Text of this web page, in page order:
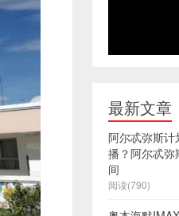
最新文章
阿尔忒弥斯计
播？阿尔忒
间
阅读(790)